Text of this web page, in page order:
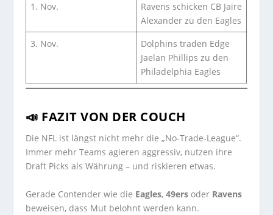
1. Nov.
Ravens schicken CB Jaire
Alexander zu den Eagles
3. Nov.
Dolphins traden Edge
Jaelan Phillips zu den
Philadelphia Eagles
📣 FAZIT VON DER COUCH
Die NFL ist längst nicht mehr die „No-Trade-League“.
Immer mehr Teams agieren aggressiv, nutzen ihre
Draft Picks als Währung – und riskieren etwas.
Gerade Contender wie die Eagles,49ers oder Ravens
beweisen, dass Mut belohnt werden kann.